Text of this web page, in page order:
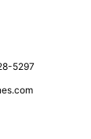
5297